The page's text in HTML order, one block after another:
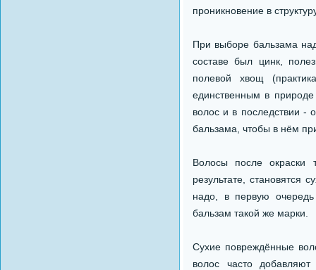
проникновение в
При выборе бальзама
составе был цинк,
полевой хвощ
единственным в
волос и в последствии -
бальзама, чтобы в нём
Волосы после окраски
результате, становятся
надо, в первую
бальзам такой же марки.
Сухие повреждённые
волос часто